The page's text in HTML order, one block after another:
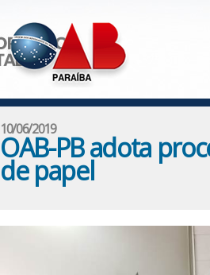
10/06/2019
OAB-PB adota
de papel